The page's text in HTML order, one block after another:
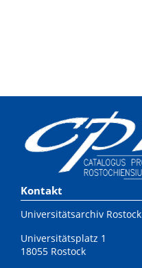
Kontakt
Universitätsarchiv Rostock
Universitätsplatz 1
18055 Rostock